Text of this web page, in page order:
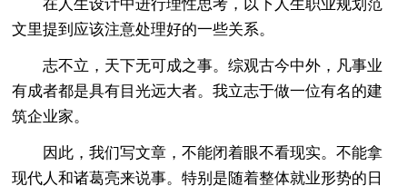
在人生设计中进行理性思考，以下人生职业规划范
文里提到应该注意处理好的一些关系。
志不立，天下无可成之事。综观古今中外，凡事业
有成者都是具有目光远大者。我立志于做一位有名的建
筑企业家。
因此，我们写文章，不能闭着眼不看现实。不能拿
现代人和诸葛亮来说事。特别是随着整体就业形势的日